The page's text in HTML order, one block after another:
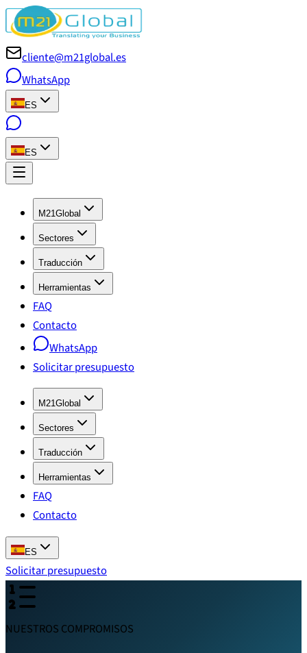
cliente@m21global.es
WhatsApp
ES
ES
M21Global
Sectores
Traducción
Herramientas
FAQ
Contacto
WhatsApp
Solicitar presupuesto
M21Global
Sectores
Traducción
Herramientas
FAQ
Contacto
ES
Solicitar presupuesto
NUESTROS COMPROMISOS